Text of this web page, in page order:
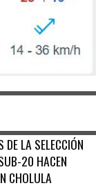
DE LA SELECCIÓN
20 HACEN
CHOLULA